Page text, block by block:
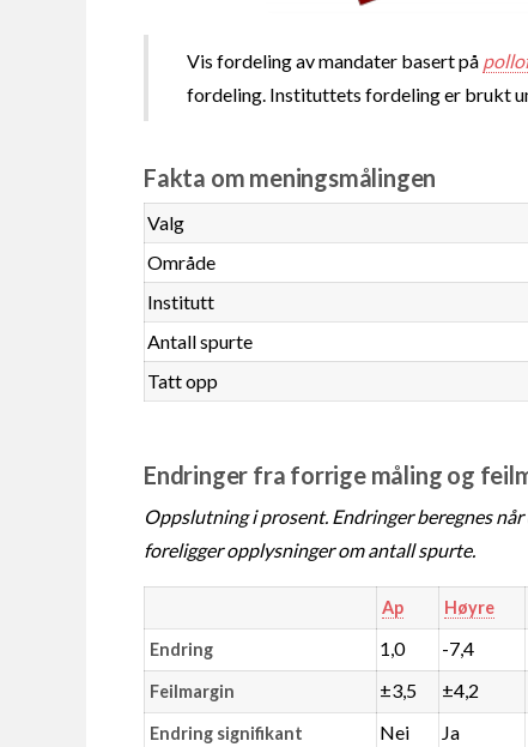
Vis fordeling av mandater basert på
fordeling. Instituttets fordeling er brukt
Fakta om meningsmålingen
Valg
Område
Institutt
Antall spurte
Tatt opp
Endringer fra forrige måling og
Oppslutning i prosent. Endringer beregnes
foreligger opplysninger om antall spurte.
Ap Høyre
Endring 1,0 -7,4
Feilmargin ±3,5 ±4,2
Endring signifikant Nei Ja